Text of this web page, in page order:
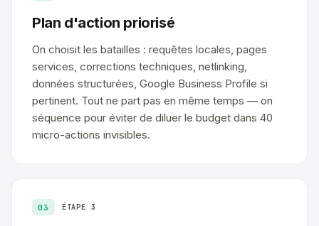
Plan d'action priorisé
On choisit les batailles : requêtes locales, pages
services, corrections techniques, netlinking,
données structurées, Google Business Profile si
pertinent. Tout ne part pas en même temps — on
séquence pour éviter de diluer le budget dans 40
micro-actions invisibles.
03 ÉTAPE 3